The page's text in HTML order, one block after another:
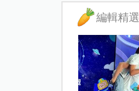
編輯精選